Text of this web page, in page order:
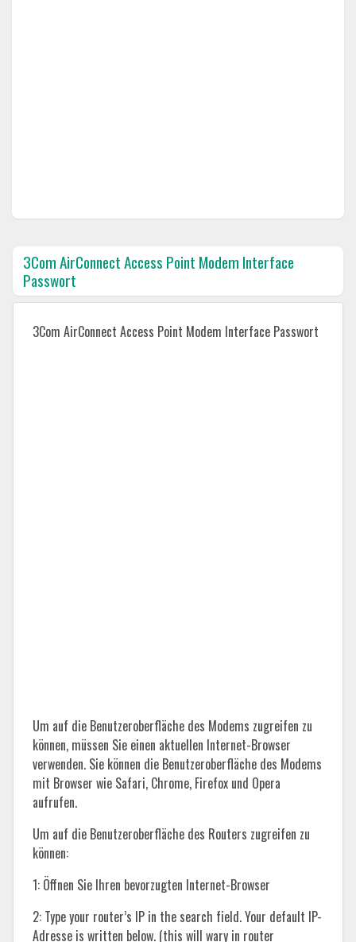
3Com AirConnect Access Point Modem Interface
Passwort
3Com AirConnect Access Point Modem Interface Passwort
Um auf die Benutzeroberfläche des Modems zugreifen zu
können, müssen Sie einen aktuellen Internet-Browser
verwenden. Sie können die Benutzeroberfläche des Modems
mit Browser wie Safari, Chrome, Firefox und Opera
aufrufen.
Um auf die Benutzeroberfläche des Routers zugreifen zu
können:
1: Öffnen Sie Ihren bevorzugten Internet-Browser
2: Type your router’s IP in the search field. Your default IP-
Adresse is written below. (this will wary in router